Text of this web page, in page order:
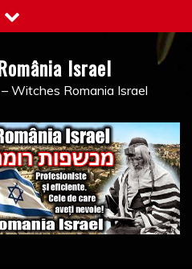
Israel
מכשפות רומניה ישראל – Witches Romania Israel